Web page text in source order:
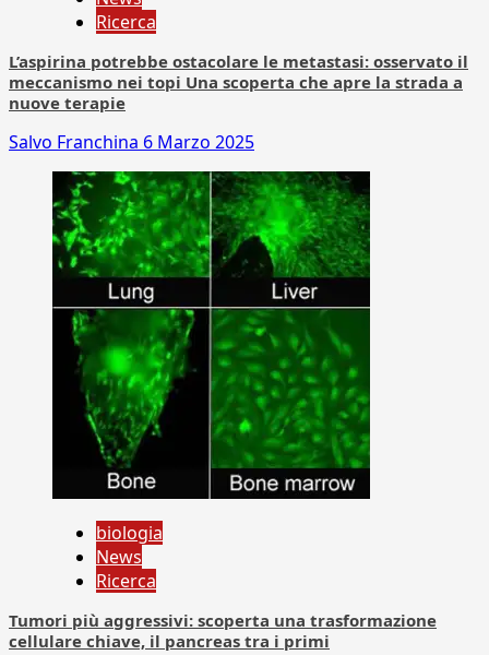
Ricerca
L’aspirina potrebbe ostacolare le metastasi: osservato il
meccanismo nei topi Una scoperta che apre la strada a
nuove terapie
Salvo Franchina 6 Marzo 2025
biologia
News
Ricerca
Tumori più aggressivi: scoperta una trasformazione
cellulare chiave, il pancreas tra i primi